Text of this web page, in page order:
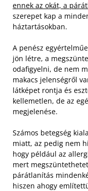
ennek az okát, a
szerepet kap a
háztartásokban.
A penész
jön létre, a
odafigyelni, de nem
makacs jelenségről
látképet rontja és
kellemetlen, de az
megjelenése.
Számos betegség
miatt, az pedig nem
hogy például az
mert
párátlanítás
hiszen ahogy